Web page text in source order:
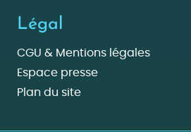
Légal
CGU & Mentions légales
Espace presse
Plan du site